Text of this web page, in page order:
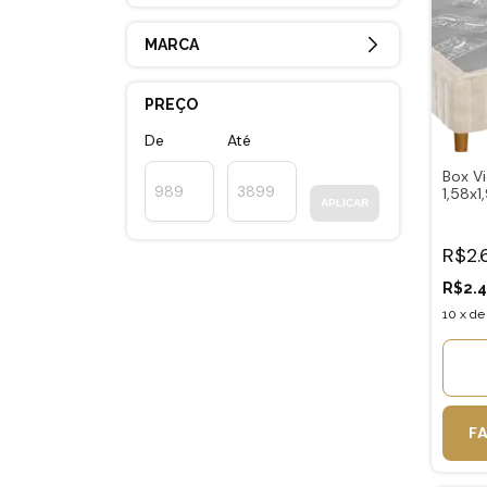
MARCA
PREÇO
De Até
APLICAR
Box
10 x de